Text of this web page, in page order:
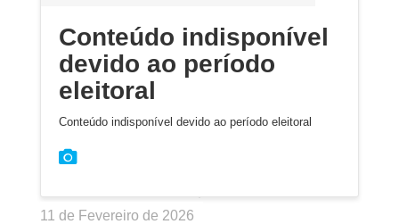
Conteúdo indisponível
devido ao período
eleitoral
Conteúdo indisponível devido ao período eleitoral
11 de Fevereiro de 2026